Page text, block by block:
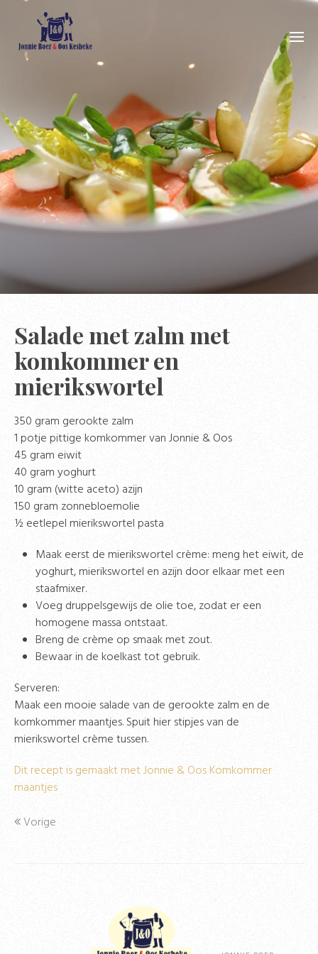
Salade met zalm met
komkommer en
mierikswortel
350 gram gerookte zalm
1 potje pittige komkommer van Jonnie & Oos
45 gram eiwit
40 gram yoghurt
10 gram (witte aceto) azijn
150 gram zonnebloemolie
½ eetlepel mierikswortel pasta
Maak eerst de mierikswortel crème: meng het eiwit, de
yoghurt, mierikswortel en azijn door elkaar met een
staafmixer.
Voeg druppelsgewijs de olie toe, zodat er een
homogene massa ontstaat.
Breng de crème op smaak met zout.
Bewaar in de koelkast tot gebruik.
Serveren:
Maak een mooie salade van de gerookte zalm en de
komkommer maantjes. Spuit hier stipjes van de
mierikswortel crème tussen.
Dit recept is gemaakt met Jonnie & Oos Komkommer
maantjes
Vorige